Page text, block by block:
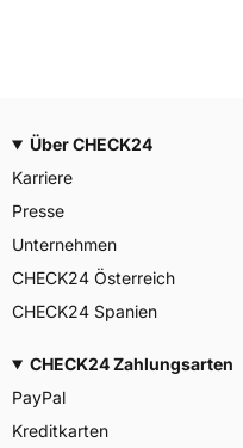
Über CHECK24
Karriere
Presse
Unternehmen
CHECK24 Österreich
CHECK24 Spanien
CHECK24 Zahlungsarten
PayPal
Kreditkarten